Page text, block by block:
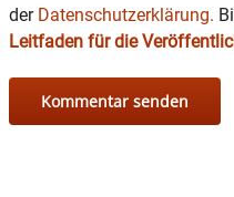
der Datenschutzerklärung.
Leitfaden für die